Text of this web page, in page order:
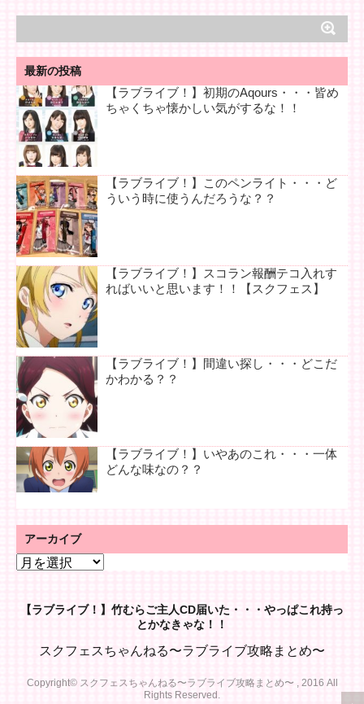
最新の投稿
【ラブライブ！】初期のAqours・・・皆め
ちゃくちゃ懐かしい気がするな！！
【ラブライブ！】このペンライト・・・ど
ういう時に使うんだろうな？？
【ラブライブ！】スコラン報酬テコ入れす
ればいいと思います！！【スクフェス】
【ラブライブ！】間違い探し・・・どこだ
かわかる？？
【ラブライブ！】いやあのこれ・・・一体
どんな味なの？？
アーカイブ
ア
イ【ラブライブ！】竹むらご主人CD届いた・・・やっぱこれ持っ
とかなきゃな！！
スクフェスちゃんねる〜ラブライブ攻略まとめ〜
Copyright© スクフェスちゃんねる〜ラブライブ攻略まとめ〜 , 2016 All
Rights Reserved.